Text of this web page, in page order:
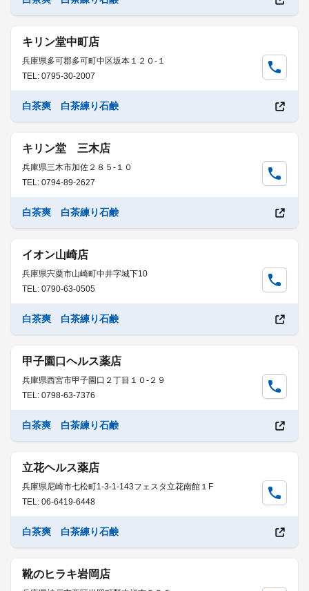
キリン堂中町店
兵庫県多可郡多可町中区坂本１２０-１
TEL: 0795-30-2007
白茶爽 白茶練り石鹸
キリン堂 三木店
兵庫県三木市加佐２８５-１０
TEL: 0794-89-2627
白茶爽 白茶練り石鹸
イオン山崎店
兵庫県宍粟市山崎町中井字城下10
TEL: 0790-63-0505
白茶爽 白茶練り石鹸
甲子園口ヘルス薬店
兵庫県西宮市甲子園口２丁目１０-２９
TEL: 0798-63-7376
白茶爽 白茶練り石鹸
立花ヘルス薬店
兵庫県尼崎市七松町1-3-1-143フェスタ立花南館１F
TEL: 06-6419-6448
白茶爽 白茶練り石鹸
靴のヒラキ岩岡店